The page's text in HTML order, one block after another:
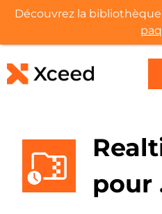
pour
Découvrez la